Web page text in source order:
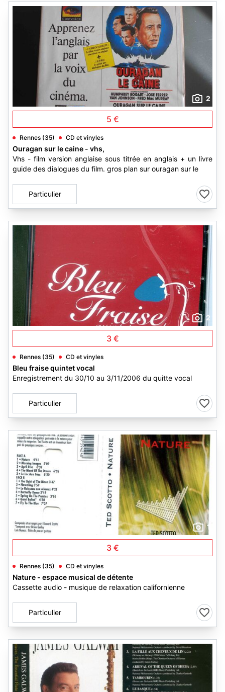
2
5 €
Rennes (35) CD et vinyles
Ouragan sur le caine - vhs,
Vhs - film version anglaise sous titrée en anglais + un livre
guide des dialogues du film. gros plan sur ouragan sur le
Particulier
2
3 €
Rennes (35) CD et vinyles
Bleu fraise quintet vocal
Enregistrement du 30/10 au 3/11/2006 du quitte vocal
Particulier
1
3 €
Rennes (35) CD et vinyles
Nature - espace musical de détente
Cassette audio - musique de relaxation californienne
Particulier